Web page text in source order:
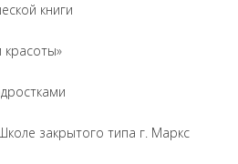
книги
красоты»
закрытого типа г. Маркс